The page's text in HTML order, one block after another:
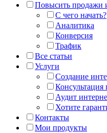
Повысить продажи
С чего начать?
Аналитика
Конверсия
Трафик
Все статьи
Услуги
Создание
Консультация
Аудит
Хотите
Контакты
Мои продукты